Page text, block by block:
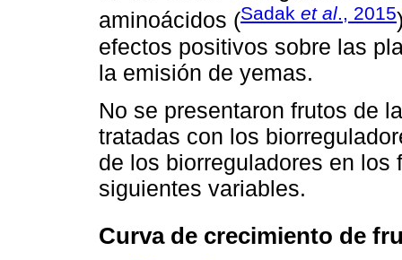
aminoácidos (Sadak et al., 2015
efectos positivos sobre las
la emisión de yemas.
No se presentaron frutos de
tratadas con los
de los biorreguladores en
siguientes variables.
Curva de crecimiento de